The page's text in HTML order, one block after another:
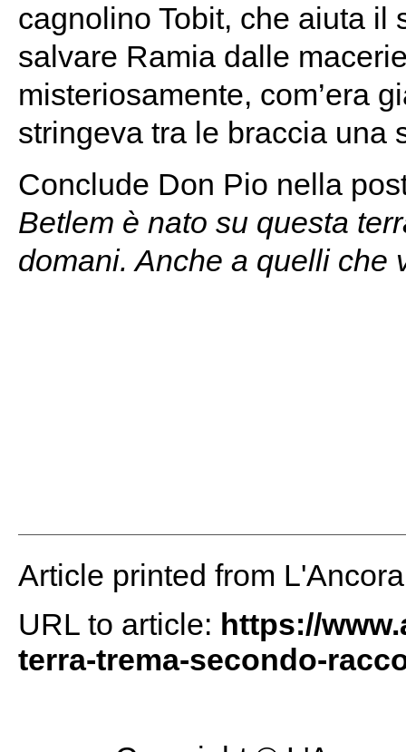
cagnolino Tobit, che aiuta il
salvare Ramia dalle
misteriosamente, com’era
stringeva tra le braccia una
Conclude Don Pio nella
Betlem è nato su questa
domani. Anche a quelli che
Article printed from
URL to article: https://
terra-trema-secondo-